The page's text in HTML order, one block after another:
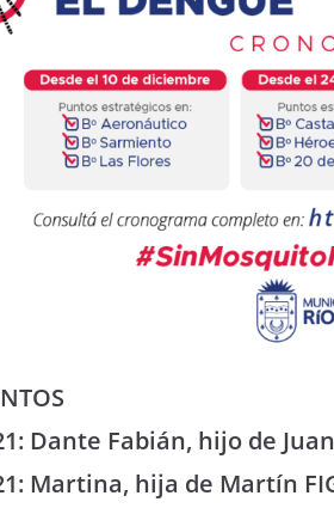
Dante Fabián, hijo de
Martina, hija de Martín